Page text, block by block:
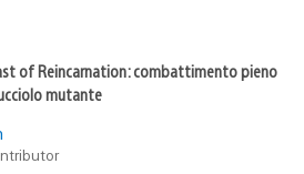
of Reincarnation: combattimento pieno
mutante